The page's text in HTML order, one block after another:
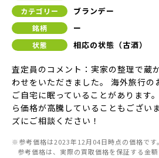
カテゴリー ブランデー
銘柄 ー
状態 相応の状態（古酒）
査定員のコメント：実家の整理で蔵
わせをいただきました。 海外旅行の
ご自宅に眠っていることがあります
ら価格が高騰していることもござい
ズにご相談ください！
※参考価格は2023年12月04日時点の価格です。
参考価格は、実際の買取価格を保証する金額